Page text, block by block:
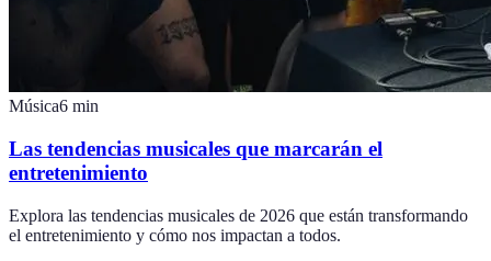
Música6 min
Las tendencias musicales que marcarán el
entretenimiento
Explora las tendencias musicales de 2026 que están transformando
el entretenimiento y cómo nos impactan a todos.